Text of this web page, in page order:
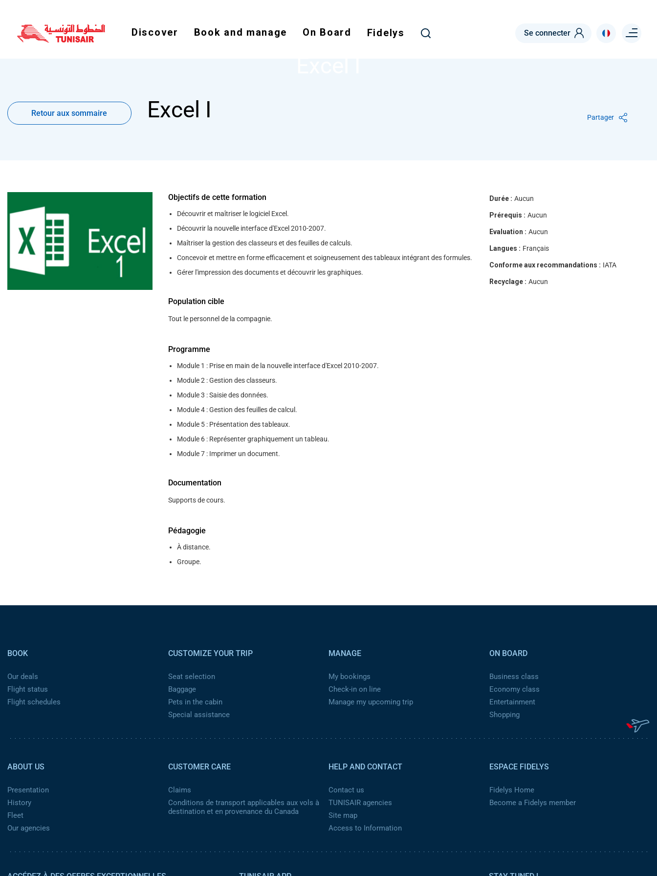
main
Discover Book and manage On Board Fidelys Se connecter Menu right
NODE EXCEL I
aux
sommaireRetour aux sommaire Excel I Partager
Objectifs de cette formation
Découvrir et maîtriser le logiciel Excel.
Découvrir la nouvelle interface d'Excel 2010-2007.
Maîtriser la gestion des classeurs et des feuilles de calculs.
Concevoir et mettre en forme efficacement et soigneusement des tableaux intégrant des formules.
Gérer l'impression des documents et découvrir les graphiques.
Population cible
Tout le personnel de la compagnie.
Programme
Module 1 : Prise en main de la nouvelle interface d'Excel 2010-2007.
Module 2 : Gestion des classeurs.
Module 3 : Saisie des données.
Module 4 : Gestion des feuilles de calcul.
Module 5 : Présentation des tableaux.
Module 6 : Représenter graphiquement un tableau.
Module 7 : Imprimer un document.
Documentation
Supports de cours.
Pédagogie
À distance.
Groupe.
Durée : Aucun
Prérequis : Aucun
Evaluation : Aucun
Langues : Français
Conforme aux recommandations : IATA
Recyclage : Aucun
BOOK
Our deals
Flight status
Flight schedules
CUSTOMIZE YOUR TRIP
Seat selection
Baggage
Pets in the cabin
Special assistance
MANAGE
My bookings
Check-in on line
Manage my upcoming trip
ON BOARD
Business class
Economy class
Entertainment
Shopping
ABOUT US
Presentation
History
Fleet
Our agencies
CUSTOMER CARE
Claims
Conditions de transport applicables aux vols à
destination et en provenance du Canada
HELP AND CONTACT
Contact us
TUNISAIR agencies
Site map
Access to Information
ESPACE FIDELYS
Fidelys Home
Become a Fidelys member